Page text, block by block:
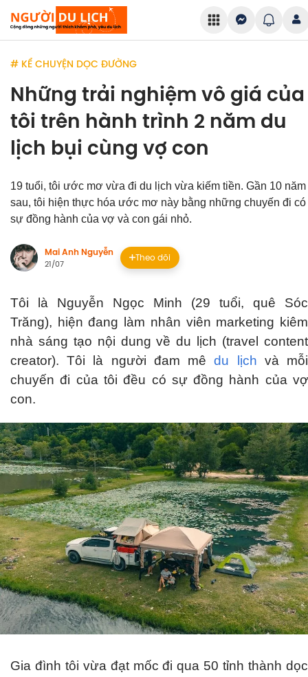
# KỂ CHUYỆN DỌC ĐƯỜNG
Những trải nghiệm vô giá của
tôi trên hành trình 2 năm du
lịch bụi cùng vợ con
19 tuổi, tôi ước mơ vừa đi du lịch vừa kiếm tiền. Gần 10 năm
sau, tôi hiện thực hóa ước mơ này bằng những chuyến đi có
sự đồng hành của vợ và con gái nhỏ.
Mai Anh Nguyễn
21/07
Theo dõi
Tôi là Nguyễn Ngọc Minh (29 tuổi, quê Sóc
Trăng), hiện đang làm nhân viên marketing kiêm
nhà sáng tạo nội dung về du lịch (travel content
creator). Tôi là người đam mêdu lịch và mỗi
chuyến đi của tôi đều có sự đồng hành của vợ
con.
Gia đình tôi vừa đạt mốc đi qua 50 tỉnh thành dọc